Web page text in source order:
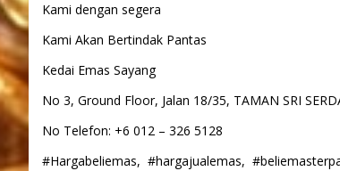
Kami dengan segera
Kami Akan Bertindak Pantas
Kedai Emas Sayang
No 3, Ground Floor, Jalan 18/35, TAMAN SRI
No Telefon: +6 012 – 326 5128
#Hargabeliemas, #hargajualemas,